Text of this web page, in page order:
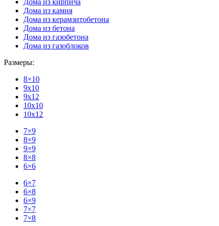
Дома из кирпича
Дома из камня
Дома из керамзитобетона
Дома из бетона
Дома из газобетона
Дома из газоблоков
Размеры:
8×10
9x10
9x12
10x10
10x12
7×9
8×9
9×9
8×8
6×6
6×7
6×8
6×9
7×7
7×8